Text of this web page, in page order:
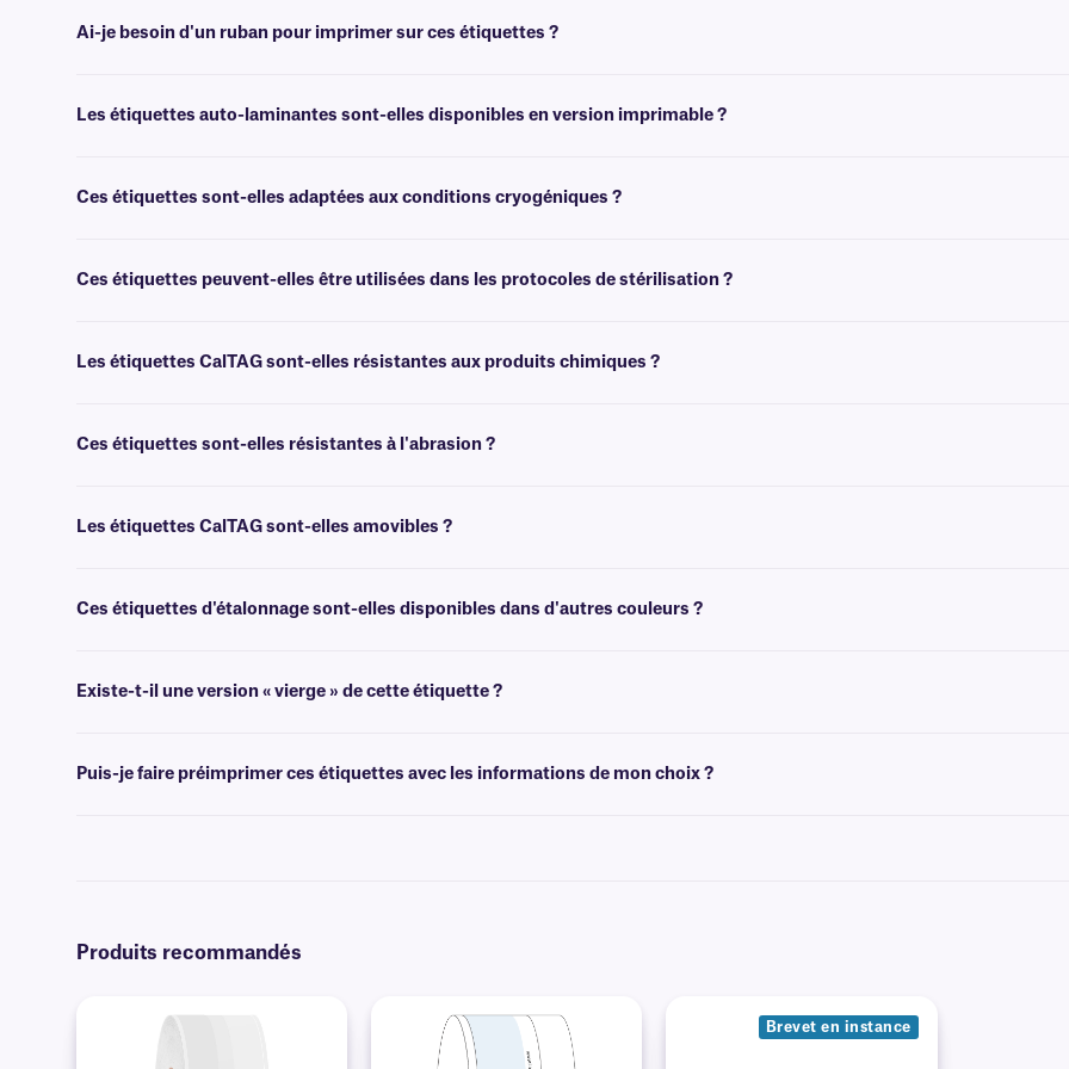
Ai-je besoin d'un ruban pour imprimer sur ces étiquettes ?
Les étiquettes auto-laminantes sont-elles disponibles en version imprimable ?
Ces étiquettes sont-elles adaptées aux conditions cryogéniques ?
Ces étiquettes peuvent-elles être utilisées dans les protocoles de stérilisation ?
Les étiquettes CalTAG sont-elles résistantes aux produits chimiques ?
Ces étiquettes sont-elles résistantes à l'abrasion ?
Les étiquettes CalTAG sont-elles amovibles ?
Ces étiquettes d'étalonnage sont-elles disponibles dans d'autres couleurs ?
Existe-t-il une version « vierge » de cette étiquette ?
Puis-je faire préimprimer ces étiquettes avec les informations de mon choix ?
Produits recommandés
Brevet en instance